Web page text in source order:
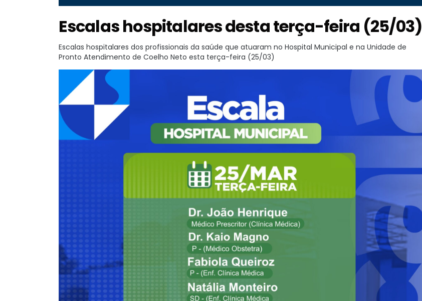
Escalas hospitalares desta terça-feira (25/03)
Escalas hospitalares dos profissionais da saúde que atuaram no Hospital Municipal e na Unidade de
Pronto Atendimento de Coelho Neto esta terça-feira (25/03)